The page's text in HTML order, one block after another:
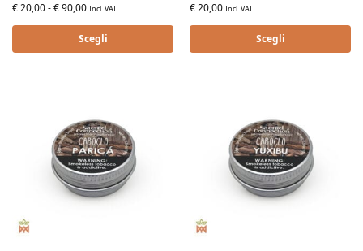
€20,00-€90,00 Incl. VAT
Scegli
€20,00 Incl. VAT
Scegli